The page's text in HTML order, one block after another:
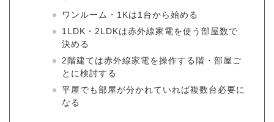
ワンルーム・1Kは1台から始める
1LDK・2LDKは赤外線家電を使う部屋数で
決める
2階建ては赤外線家電を操作する階・部屋ご
とに検討する
平屋でも部屋が分かれていれば複数台必要に
なる